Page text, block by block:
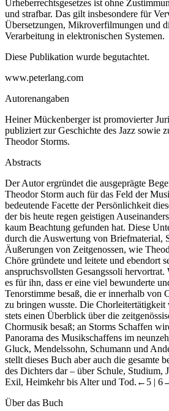
Urheberrechtsgesetzes ist ohne
und strafbar. Das gilt insbesondere für
Übersetzungen, Mikroverfilmungen und
Verarbeitung in elektronischen Systemen.
Diese Publikation wurde begutachtet.
www.peterlang.com
Autorenangaben
Heiner Mückenberger ist promovierter
publiziert zur Geschichte des Jazz sowie
Theodor Storms.
Abstracts
Der Autor ergründet die ausgeprägte
Theodor Storm auch für das Feld der
bedeutende Facette der Persönlichkeit
der bis heute regen geistigen
kaum Beachtung gefunden hat. Diese
durch die Auswertung von Briefmaterial,
Äußerungen von Zeitgenossen, wie
Chöre gründete und leitete und ebendort
anspruchsvollsten Gesangssoli
es für ihn, dass er eine viel bewunderte
Tenorstimme besaß, die er innerhalb von
zu bringen wusste. Die Chorleitertätigkeit
stets einen Überblick über die
Chormusik besaß; an Storms Schaffen
Panorama des Musikschaffens im
Gluck, Mendelssohn, Schumann und
stellt dieses Buch aber auch die gesamte
des Dichters dar – über Schule, Studium,
Exil, Heimkehr bis Alter und Tod. ←5 |
Über das Buch